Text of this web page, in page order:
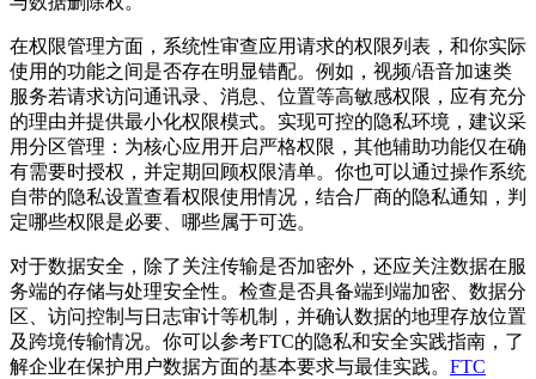
在权限管理方面，系统性审查应用请求的权限列表，和你实际
使用的功能之间是否存在明显错配。例如，视频/语音加速类
服务若请求访问通讯录、消息、位置等高敏感权限，应有充分
的理由并提供最小化权限模式。实现可控的隐私环境，建议采
用分区管理：为核心应用开启严格权限，其他辅助功能仅在确
有需要时授权，并定期回顾权限清单。你也可以通过操作系统
自带的隐私设置查看权限使用情况，结合厂商的隐私通知，判
定哪些权限是必要、哪些属于可选。
对于数据安全，除了关注传输是否加密外，还应关注数据在服
务端的存储与处理安全性。检查是否具备端到端加密、数据分
区、访问控制与日志审计等机制，并确认数据的地理存放位置
及跨境传输情况。你可以参考FTC的隐私和安全实践指南，了
解企业在保护用户数据方面的基本要求与最佳实践。 FTC